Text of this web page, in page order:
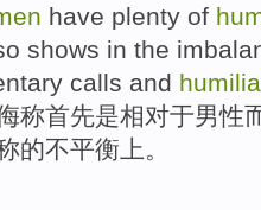
have plenty of
shows in the
calls and
称首先是相对于男性
的不平衡 上。